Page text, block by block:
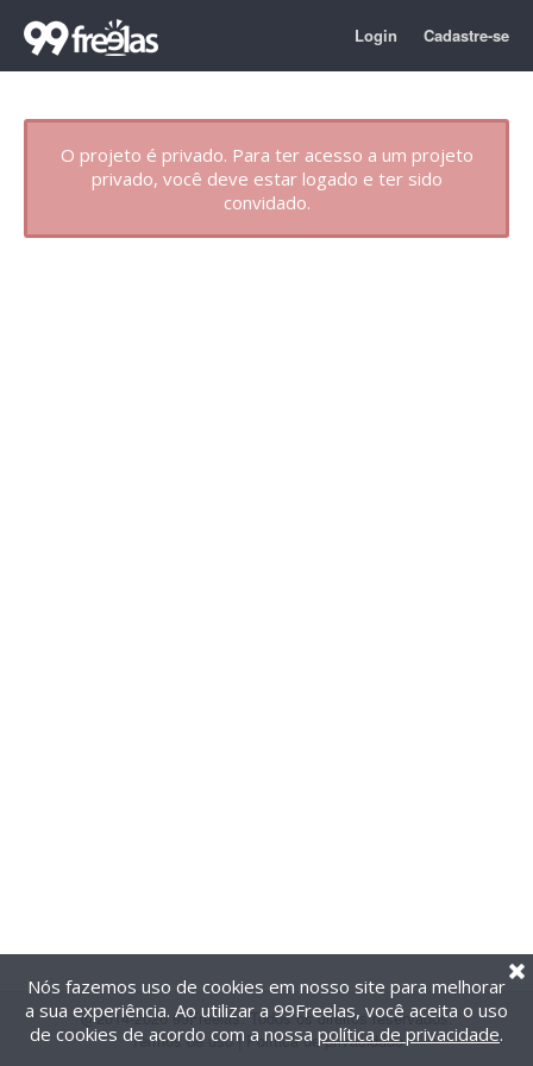
Login Cadastre-se
O projeto é privado. Para ter acesso a um projeto
privado, você deve estar logado e ter sido
convidado.
@2014-2026 99Freelas. Todos os direitos reservados.
Termos de uso| Política de privacidade
Nós fazemos uso de cookies em nosso site para melhorar
a sua experiência. Ao utilizar a 99Freelas, você aceita o uso
de cookies de acordo com a nossa política de privacidade.